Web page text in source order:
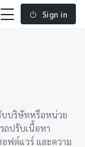
Sign in
บบริษัทหรือหน่วย
ปรับเนื้อหา
ฟต์แวร์ และความ